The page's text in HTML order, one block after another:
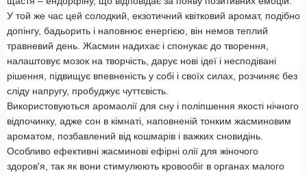
У той же час цей солодкий, екзотичний квітковий аромат, подібно
допінгу, бадьорить і наповнює енергією, він немов теплий
травневий день. Жасмин надихає і спонукає до творення,
налаштовує мозок на творчість, дарує нові ідеї і несподівані
рішення, підвищує впевненість у собі і своїх силах, розчиняє без
сліду напругу, пробуджує чуттєвість.
Використовуються аромаолії для сну і поліпшення якості нічного
відпочинку, адже сон в кімнаті, наповненій тонким жасминовим
ароматом, позбавлений від кошмарів і важких сновидінь.
Особливо ефективні жасминові ефірні олії для жіночого
здоров'я, так як вони стимулюють кровообіг в органах малого